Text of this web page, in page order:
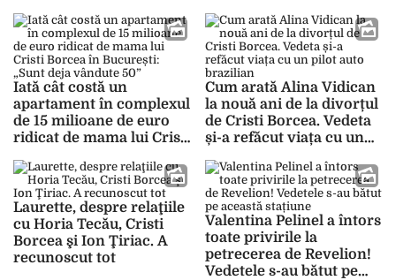
Iată cât costă un
apartament în complexul
de 15 milioane de euro
ridicat de mama lui Cristi
„Sunt deja vândute 50”
Cum arată Alina Vidican
la nouă ani de la divorțul
de Cristi Borcea. Vedeta
și-a refăcut viața cu un
Laurette, despre relaţiile
cu Horia Tecău, Cristi
Borcea şi Ion Ţiriac. A
recunoscut tot
Valentina Pelinel a întors
toate privirile la
petrecerea de Revelion!
Vedetele s-au bătut pe